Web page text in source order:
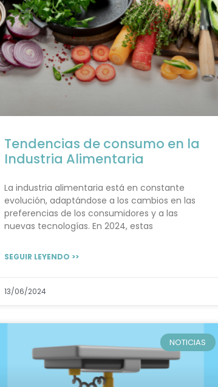
Tendencias de consumo en la
Industria Alimentaria
La industria alimentaria está en constante
evolución, adaptándose a los cambios en las
preferencias de los consumidores y a las
nuevas tecnologías. En 2024, estas
SEGUIR LEYENDO >>
13/06/2024
NOTICIAS